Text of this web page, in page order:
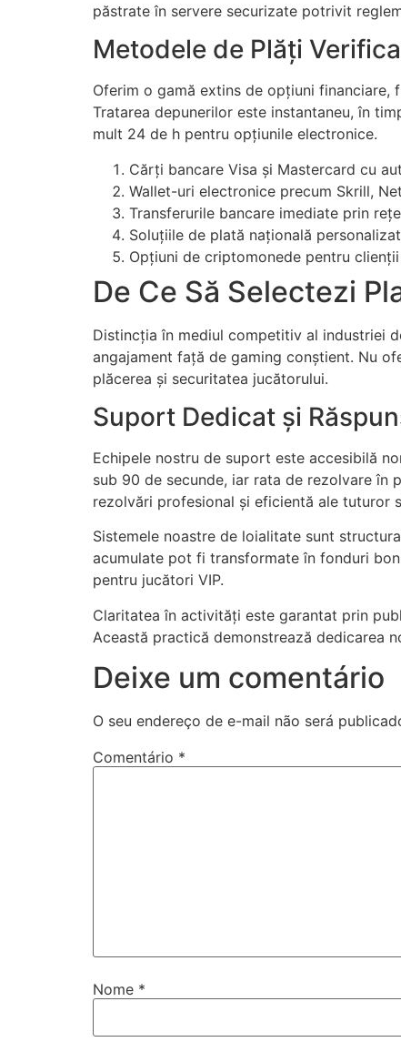
păstrate în servere securizate potrivit
Metodele de Plăți
Oferim o gamă extins de opțiuni
Tratarea depunerilor este instantaneu, în
mult 24 de h pentru opțiunile electronice.
Cărți bancare Visa și Mastercard cu
Wallet-uri electronice precum Skrill,
Transferurile bancare imediate prin
Soluțiile de plată națională
Opțiuni de criptomonede pentru
De Ce Să Selectezi
Distincția în mediul competitiv al industriei
angajament față de gaming conștient. Nu
plăcerea și securitatea jucătorului.
Suport Dedicat și
Echipele nostru de suport este accesibilă
sub 90 de secunde, iar rata de rezolvare în
rezolvări profesional și eficientă ale tuturor
Sistemele noastre de loialitate sunt
acumulate pot fi transformate în fonduri
pentru jucători VIP.
Claritatea în activități este garantat prin
Această practică demonstrează dedicarea
Deixe um comentário
O seu endereço de e-mail não será
Comentário *
Nome *